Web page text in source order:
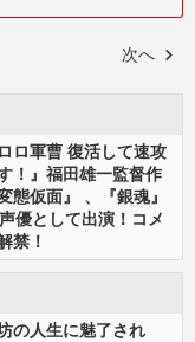
次へ
ロ軍曹 復活して速攻
！』福田雄一監督作
態仮面』 、『銀魂』
優として出演！コメ
禁！
の人生に魅了され